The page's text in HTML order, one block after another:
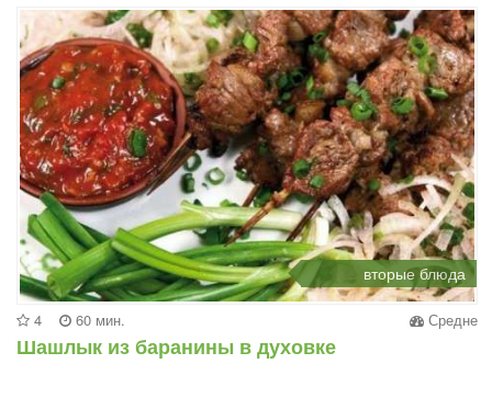
вторые блюда
4 60 мин. Средне
Шашлык из баранины в духовке